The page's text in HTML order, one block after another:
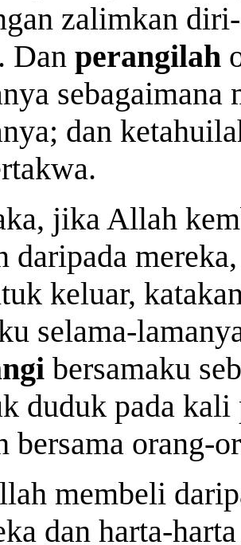
zalimkan
Dan perangilah
sebagaimana
dan
jika Allah
daripada
keluar,
selama-
bersamaku
duduk pada kali
bersama orang-
membeli
dan harta-